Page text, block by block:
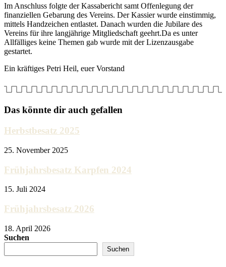
Im Anschluss folgte der Kassabericht samt Offenlegung der
finanziellen Gebarung des Vereins. Der Kassier wurde einstimmig,
mittels Handzeichen entlastet. Danach wurden die Jubilare des
Vereins für ihre langjährige Mitgliedschaft geehrt.Da es unter
Allfälliges keine Themen gab wurde mit der Lizenzausgabe
gestartet.
Ein kräftiges Petri Heil, euer Vorstand
Das könnte dir auch gefallen
Herbstbesatz 2025
25. November 2025
Frühjahrsbesatz Karpfen 2024
15. Juli 2024
Frühjahrsbesatz 2026
18. April 2026
Suchen
Suchen